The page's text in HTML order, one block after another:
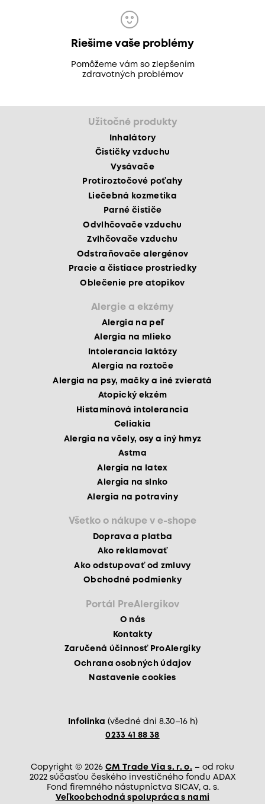
Riešime vaše problémy
Pomôžeme vám so zlepšením
zdravotných problémov
Užitočné produkty
Inhalátory
Čističky vzduchu
Vysávače
Protiroztočové poťahy
Liečebná kozmetika
Parné čističe
Odvlhčovače vzduchu
Zvlhčovače vzduchu
Odstraňovače alergénov
Pracie a čistiace prostriedky
Oblečenie pre atopikov
Alergie a ekzémy
Alergia na peľ
Alergia na mlieko
Intolerancia laktózy
Alergia na roztoče
Alergia na psy, mačky a iné zvieratá
Atopický ekzém
Histamínová intolerancia
Celiakia
Alergia na včely, osy a iný hmyz
Astma
Alergia na latex
Alergia na slnko
Alergia na potraviny
Všetko o nákupe v e-shope
Doprava a platba
Ako reklamovať
Ako odstupovať od zmluvy
Obchodné podmienky
Portál PreAlergikov
O nás
Kontakty
Zaručená účinnosť ProAlergiky
Ochrana osobných údajov
Nastavenie cookies
Infolinka (všedné dni 8.30–16 h)
0233 41 88 38
Copyright © 2026 CM Trade Via s. r. o. – od roku
2022 súčasťou českého investičného fondu ADAX
Fond firemného nástupníctva SICAV, a. s.
Veľkoobchodná spolupráca s nami